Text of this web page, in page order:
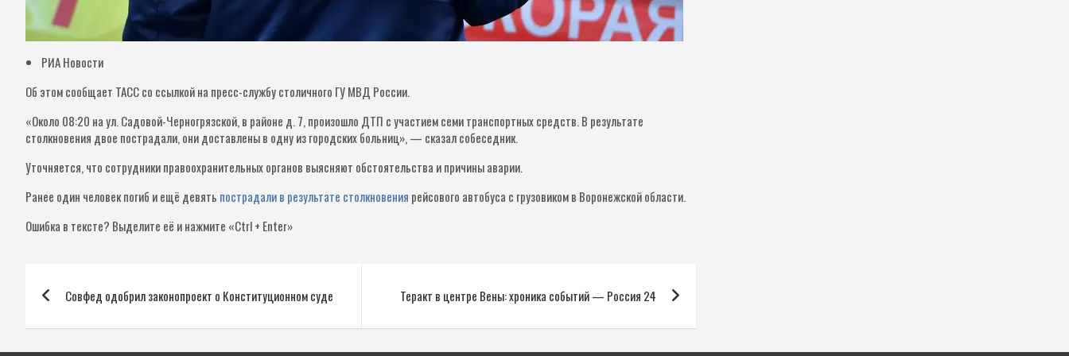
РИА Новости
Об этом сообщает ТАСС со ссылкой на пресс-службу столичного ГУ МВД России.
«Около 08:20 на ул. Садовой-Черногрязской, в районе д. 7, произошло ДТП с участием семи транспортных средств. В результате
столкновения двое пострадали, они доставлены в одну из городских больниц», — сказал собеседник.
Уточняется, что сотрудники правоохранительных органов выясняют обстоятельства и причины аварии.
Ранее один человек погиб и ещё девять пострадали в результате столкновения рейсового автобуса с грузовиком в Воронежской области.
Ошибка в тексте? Выделите её и нажмите «Ctrl + Enter»
Навигация
по
записям
Совфед одобрил законопроект о Конституционном суде Теракт в центре Вены: хроника событий — Россия 24